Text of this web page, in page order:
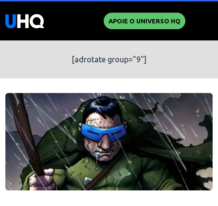
APOIE O UNIVERSO HQ
[adrotate group="9"]